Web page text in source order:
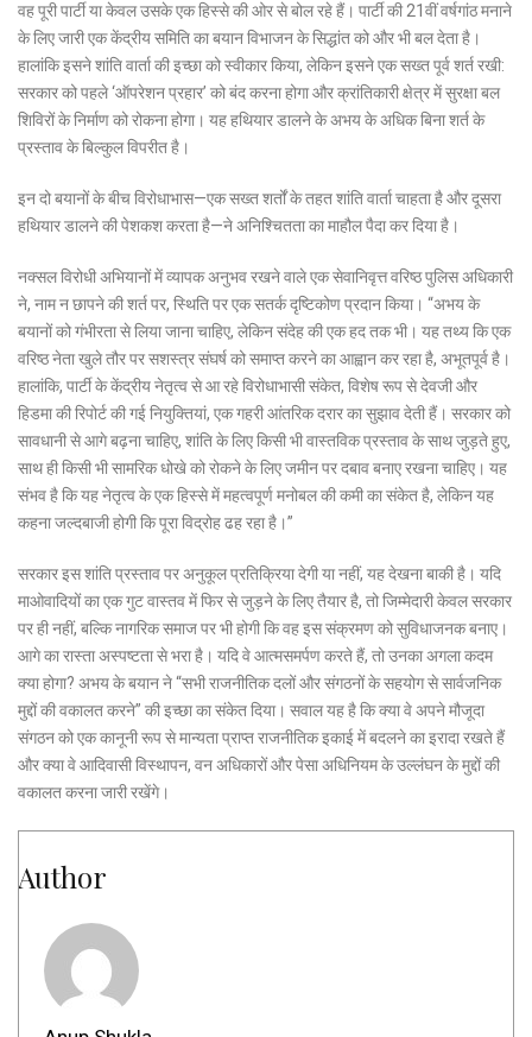
वह पूरी पार्टी या केवल उसके एक हिस्से की ओर से बोल रहे हैं। पार्टी की 21वीं वर्षगांठ मनाने
के लिए जारी एक केंद्रीय समिति का बयान विभाजन के सिद्धांत को और भी बल देता है।
हालांकि इसने शांति वार्ता की इच्छा को स्वीकार किया, लेकिन इसने एक सख्त पूर्व शर्त रखी:
सरकार को पहले ‘ऑपरेशन प्रहार’ को बंद करना होगा और क्रांतिकारी क्षेत्र में सुरक्षा बल
शिविरों के निर्माण को रोकना होगा। यह हथियार डालने के अभय के अधिक बिना शर्त के
प्रस्ताव के बिल्कुल विपरीत है।
इन दो बयानों के बीच विरोधाभास—एक सख्त शर्तों के तहत शांति वार्ता चाहता है और दूसरा
हथियार डालने की पेशकश करता है—ने अनिश्चितता का माहौल पैदा कर दिया है।
नक्सल विरोधी अभियानों में व्यापक अनुभव रखने वाले एक सेवानिवृत्त वरिष्ठ पुलिस अधिकारी
ने, नाम न छापने की शर्त पर, स्थिति पर एक सतर्क दृष्टिकोण प्रदान किया। “अभय के
बयानों को गंभीरता से लिया जाना चाहिए, लेकिन संदेह की एक हद तक भी। यह तथ्य कि एक
वरिष्ठ नेता खुले तौर पर सशस्त्र संघर्ष को समाप्त करने का आह्वान कर रहा है, अभूतपूर्व है।
हालांकि, पार्टी के केंद्रीय नेतृत्व से आ रहे विरोधाभासी संकेत, विशेष रूप से देवजी और
हिडमा की रिपोर्ट की गई नियुक्तियां, एक गहरी आंतरिक दरार का सुझाव देती हैं। सरकार को
सावधानी से आगे बढ़ना चाहिए, शांति के लिए किसी भी वास्तविक प्रस्ताव के साथ जुड़ते हुए,
साथ ही किसी भी सामरिक धोखे को रोकने के लिए जमीन पर दबाव बनाए रखना चाहिए। यह
संभव है कि यह नेतृत्व के एक हिस्से में महत्वपूर्ण मनोबल की कमी का संकेत है, लेकिन यह
कहना जल्दबाजी होगी कि पूरा विद्रोह ढह रहा है।”
सरकार इस शांति प्रस्ताव पर अनुकूल प्रतिक्रिया देगी या नहीं, यह देखना बाकी है। यदि
माओवादियों का एक गुट वास्तव में फिर से जुड़ने के लिए तैयार है, तो जिम्मेदारी केवल सरकार
पर ही नहीं, बल्कि नागरिक समाज पर भी होगी कि वह इस संक्रमण को सुविधाजनक बनाए।
आगे का रास्ता अस्पष्टता से भरा है। यदि वे आत्मसमर्पण करते हैं, तो उनका अगला कदम
क्या होगा? अभय के बयान ने “सभी राजनीतिक दलों और संगठनों के सहयोग से सार्वजनिक
मुद्दों की वकालत करने” की इच्छा का संकेत दिया। सवाल यह है कि क्या वे अपने मौजूदा
संगठन को एक कानूनी रूप से मान्यता प्राप्त राजनीतिक इकाई में बदलने का इरादा रखते हैं
और क्या वे आदिवासी विस्थापन, वन अधिकारों और पेसा अधिनियम के उल्लंघन के मुद्दों की
वकालत करना जारी रखेंगे।
Author